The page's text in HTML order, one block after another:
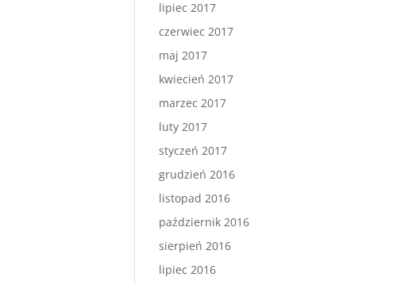
lipiec 2017
czerwiec 2017
maj 2017
kwiecień 2017
marzec 2017
luty 2017
styczeń 2017
grudzień 2016
listopad 2016
październik 2016
sierpień 2016
lipiec 2016